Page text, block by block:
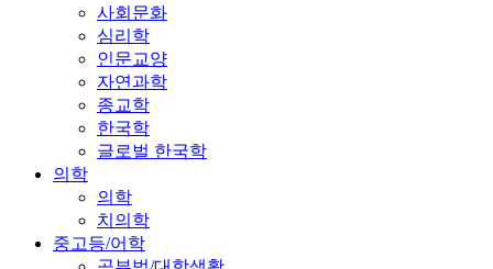
사회문화
심리학
인문교양
자연과학
종교학
한국학
글로벌 한국학
의학
의학
치의학
중고등/어학